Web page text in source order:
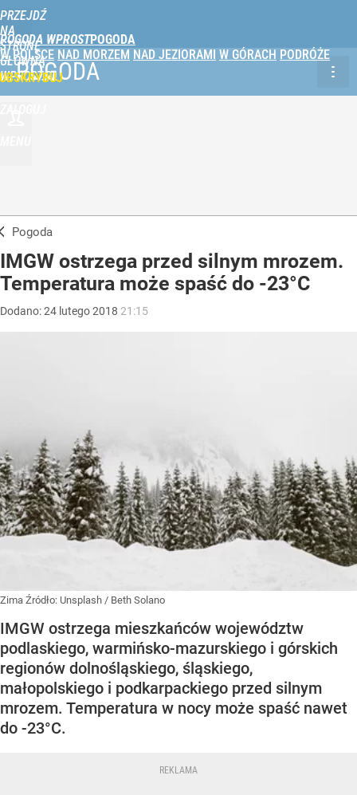
PRZEJDŹ
NA
STRONĘ
GŁÓWNĄ
WPROST.PL
POGODA WPROST
W POLSCE NAD MORZEM NAD JEZIORAMI W GÓRACH PODRÓŻE
POGODA
Pogoda
IMGW ostrzega przed silnym mrozem.
Temperatura może spaść do -23°C
Dodano:24 lutego2018 21:15
Zima Źródło: Unsplash / Beth Solano
IMGW ostrzega mieszkańców województw
podlaskiego, warmińsko-mazurskiego i górskich
regionów dolnośląskiego, śląskiego,
małopolskiego i podkarpackiego przed silnym
mrozem. Temperatura w nocy może spaść nawet
do -23°C.